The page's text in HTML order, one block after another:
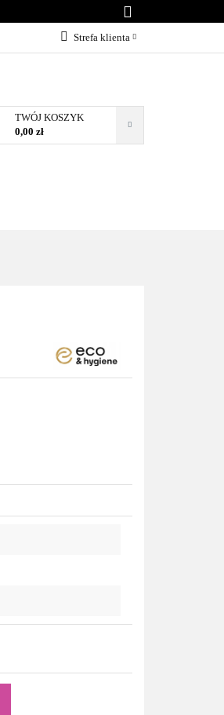
Strefa klienta
Dodaj zgłoszenie
Zgody cookies
TWÓJ KOSZYK
0,00 zł